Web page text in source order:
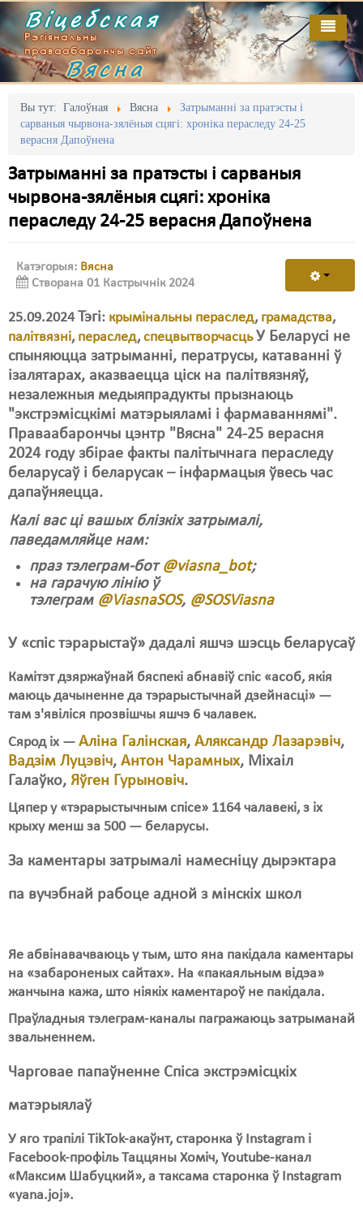
Віцебская
Рэгіянальны
праваабарончы сайт
Вясна
Вы тут: Галоўная Вясна
Затрыманні за пратэсты і
сарваныя чырвона-зялёныя сцягі: хроніка пераследу 24-25
верасня Дапоўнена
Затрыманні за пратэсты і сарваныя
чырвона-зялёныя сцягі: хроніка
пераследу 24-25 верасня Дапоўнена
Катэгорыя: Вясна
Створана 01 Кастрычнік 2024
25.09.2024 Тэгі: крымінальны пераслед, грамадства,
палітвязні, пераслед, спецвытворчасць У Беларусі не
спыняюцца затрыманні, ператрусы, катаванні ў
ізалятарах, аказваецца ціск на палітвязняў,
незалежныя медыяпрадукты прызнаюць
"экстрэмісцкімі матэрыяламі і фармаваннямі".
Праваабарончы цэнтр "Вясна" 24-25 верасня
2024 году збірае факты палітычнага пераследу
беларусаў і беларусак – інфармацыя ўвесь час
дапаўняецца.
Калі вас ці вашых блізкіх затрымалі,
паведамляйце нам:
праз тэлеграм-бот @viasna_bot;
на гарачую лінію ў
тэлеграм @ViasnaSOS, @SOSViasnа
У «спіс тэрарыстаў» дадалі яшчэ шэсць беларусаў
Камітэт дзяржаўнай бяспекі абнавіў спіс «асоб, якія
маюць дачыненне да тэрарыстычнай дзейнасці» —
там з'явіліся прозвішчы яшчэ 6 чалавек.
Сярод іх — Аліна Галінская, Аляксандр Лазарэвіч,
Вадзім Луцэвіч, Антон Чарамных, Міхаіл
Галаўко, Яўген Гурыновіч.
Цяпер у «тэрарыстычным спісе» 1164 чалавекі, з іх
крыху менш за 500 — беларусы.
За каментары затрымалі намесніцу дырэктара
па вучэбнай рабоце адной з мінскіх школ
Яе абвінавачваюць у тым, што яна пакідала каментары
на «забароненых сайтах». На «пакаяльным відэа»
жанчына кажа, што ніякіх каментароў не пакідала.
Праўладныя тэлеграм-каналы пагражаюць затрыманай
звальненнем.
Чарговае папаўненне Спіса экстрэмісцкіх
матэрыялаў
У яго трапілі TikTok-акаўнт, старонка ў Instagram і
Facebook-профіль Таццяны Хоміч, Youtube-канал
«Максим Шабуцкий», а таксама старонка ў Instagram
«yana.joj».
Галоўная
Адміністрацыйны перасьлед
Акцыі
Безбар'ернае асяродзьдзе
Выбары
Дзяржава
Затрыманьні
Карная псыхіятрыя
КПЧ ААН
Культурныя правы
Мігранты
Мірныя сходы
Палітвязьні
Праваабаронцы
Распальваньне варожасьці
Рознае
Свабода слова
Свабода сумленьня
Сацыяльныя правы
Выданьні
Відэа
Кантакт
Пра нас